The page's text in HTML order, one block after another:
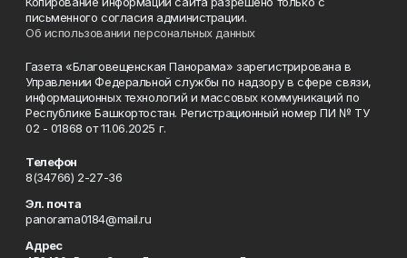
письменного согласия администрации.
Об использовании персональных данных
Газета «Благовещенская Панорама» зарегистрирована в
Управлении Федеральной службы по надзору в сфере связи,
информационных технологий и массовых коммуникаций по
Республике Башкортостан. Регистрационный номер ПИ № ТУ
02 - 01868 от 11.06.2025 г.
Телефон
8(34766) 2-27-36
Эл. почта
panorama0184@mail.ru
Адрес